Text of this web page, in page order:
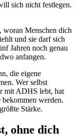
sich nicht festlegen.
woran Menschen dich
und sie darf sich
Jahren noch genau
anfangen.
die eigene
Wer selbst
mit ADHS lebt, hat
werden.
Stärke.
ohne dich